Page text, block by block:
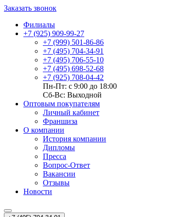
Заказать звонок
Филиалы
+7 (925) 909-99-27
+7 (999) 501-86-86
+7 (495) 704-34-91
+7 (495) 706-55-10
+7 (495) 698-52-68
+7 (925) 708-04-42
Пн-Пт: с 9:00 до 18:00
Сб-Вс: Выходной
Оптовым покупателям
Личный кабинет
Франшиза
О компании
История компании
Дипломы
Пресса
Вопрос-Ответ
Вакансии
Отзывы
Новости